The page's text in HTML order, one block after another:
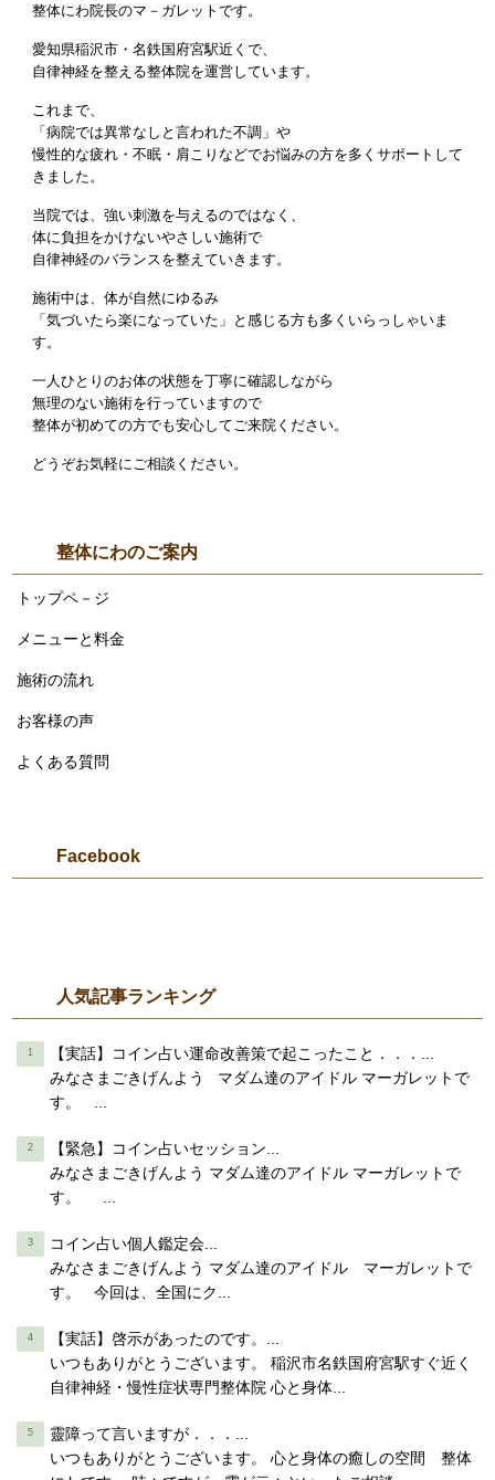
整体にわ院長のマ－ガレットです。
愛知県稲沢市・名鉄国府宮駅近くで、
自律神経を整える整体院を運営しています。
これまで、
「病院では異常なしと言われた不調」や
慢性的な疲れ・不眠・肩こりなどでお悩みの方を多くサポートして
きました。
当院では、強い刺激を与えるのではなく、
体に負担をかけないやさしい施術で
自律神経のバランスを整えていきます。
施術中は、体が自然にゆるみ
「気づいたら楽になっていた」と感じる方も多くいらっしゃいま
す。
一人ひとりのお体の状態を丁寧に確認しながら
無理のない施術を行っていますので
整体が初めての方でも安心してご来院ください。
どうぞお気軽にご相談ください。
整体にわのご案内
トップペ－ジ
メニューと料金
施術の流れ
お客様の声
よくある質問
Facebook
人気記事ランキング
【実話】コイン占い運命改善策で起こったこと．．．...
みなさまごきげんよう マダム達のアイドル マーガレットで
す。 ...
【緊急】コイン占いセッション...
みなさまごきげんよう マダム達のアイドル マーガレットで
す。 ...
コイン占い個人鑑定会...
みなさまごきげんよう マダム達のアイドル マーガレットで
す。 今回は、全国にク...
【実話】啓示があったのです。...
いつもありがとうございます。 稲沢市名鉄国府宮駅すぐ近く
自律神経・慢性症状専門整体院 心と身体...
靈障って言いますが．．．...
いつもありがとうございます。 心と身体の癒しの空間 整体